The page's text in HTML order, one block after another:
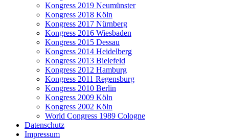
Kongress 2019 Neumünster
Kongress 2018 Köln
Kongress 2017 Nürnberg
Kongress 2016 Wiesbaden
Kongress 2015 Dessau
Kongress 2014 Heidelberg
Kongress 2013 Bielefeld
Kongress 2012 Hamburg
Kongress 2011 Regensburg
Kongress 2010 Berlin
Kongress 2009 Köln
Kongress 2002 Köln
World Congress 1989 Cologne
Datenschutz
Impressum